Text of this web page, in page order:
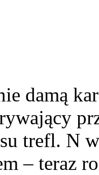
damą
trefl. N
– teraz